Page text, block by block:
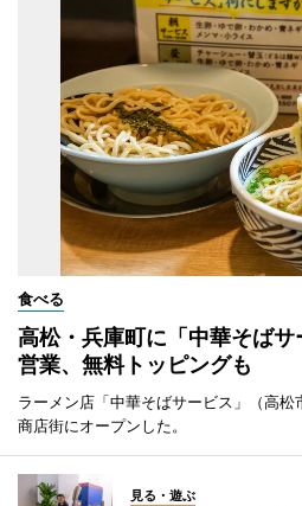
食べる
高松・兵庫町に「中華そば
営業、無料トッピングも
ラーメン店「中華そばサービス」（高
商店街にオープンした。
見る・遊ぶ